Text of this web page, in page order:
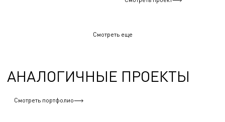
Смотреть еще
АНАЛОГИЧНЫЕ ПРОЕКТЫ
Смотреть портфолио